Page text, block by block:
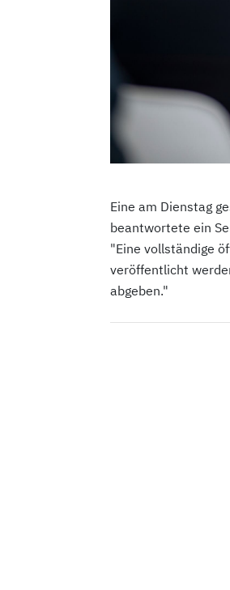
Eine am Dienstag
beantwortete ein
"Eine vollständige
veröffentlicht
abgeben."